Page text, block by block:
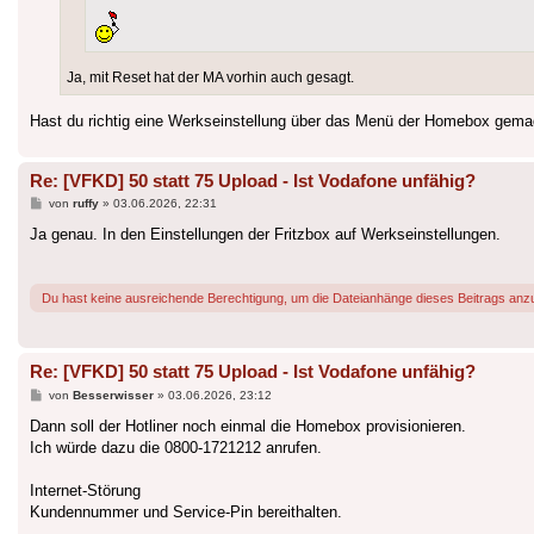
Ja, mit Reset hat der MA vorhin auch gesagt.
Hast du richtig eine Werkseinstellung über das Menü der Homebox
Re: [VFKD] 50 statt 75 Upload - Ist Vodafone unfähig?
Beitrag
von ruffy» 03.06.2026, 22:31
Ja genau. In den Einstellungen der Fritzbox auf Werkseinstellungen.
Du hast keine ausreichende Berechtigung, um die Dateianhänge dieses Beitrags
Re: [VFKD] 50 statt 75 Upload - Ist Vodafone unfähig?
Beitrag
von Besserwisser» 03.06.2026, 23:12
Dann soll der Hotliner noch einmal die Homebox provisionieren.
Ich würde dazu die 0800-1721212 anrufen.
Internet-Störung
Kundennummer und Service-Pin bereithalten.